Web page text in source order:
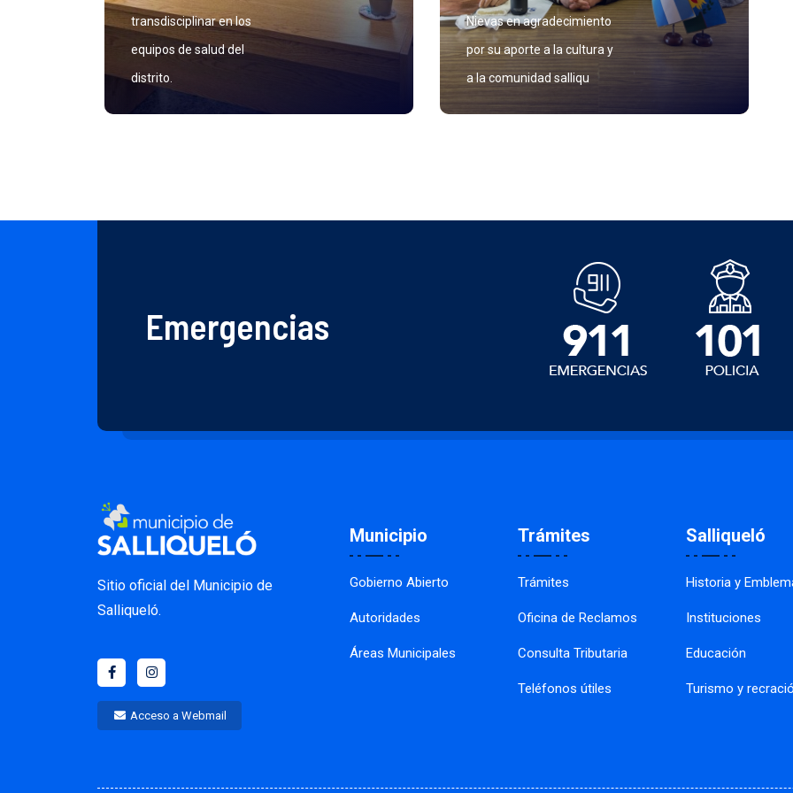
transdisciplinar en los
equipos de salud del
distrito.
Nievas en agradecimiento
por su aporte a la cultura y
a la comunidad salliqu
Emergencias
Sitio oficial del Municipio de
Salliqueló.
Acceso a Webmail
Municipio
Gobierno Abierto
Autoridades
Áreas Municipales
Trámites
Trámites
Oficina de Reclamos
Consulta Tributaria
Teléfonos útiles
Salliqueló
Historia y
Instituciones
Educación
Turismo y